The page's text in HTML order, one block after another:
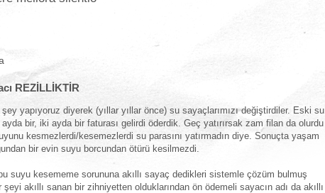
REZİLLİKTİR
yapıyoruz diyerek (yıllar yıllar önce) su sayaçlarımızı değiştirdiler. Eski su
ayda bir, iki ayda bir faturası gelirdi öderdik. Geç yatırırsak zam filan da olurdu
kesmezlerdi/kesemezlerdi su parasını yatırmadın diye. Sonuçta yaşam
bir evin suyu borcundan ötürü kesilmezdi.
suyu kesememe sorununa akıllı sayaç dedikleri sistemle çözüm bulmuş
akıllı sanan bir zihniyetten olduklarından ön ödemeli sayacın adı da akıllı